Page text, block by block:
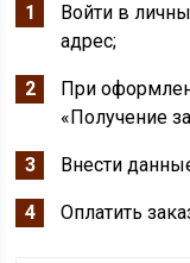
Войти в
адрес;
При
«Получение
Внести
Оплатить